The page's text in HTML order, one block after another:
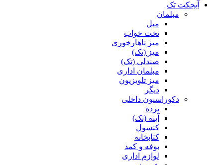
آبجکت تک
مبلمان
مبل
تخت خواب
میز ناهارخوری
میز (تک)
صندلی (تک)
مبلمان اداری
میز تلویزیون
دیگر
دکوراسیون داخلی
پرده
آینه (تک)
کنسول
کتابخانه
بوفه و کمد
لوازم اداری